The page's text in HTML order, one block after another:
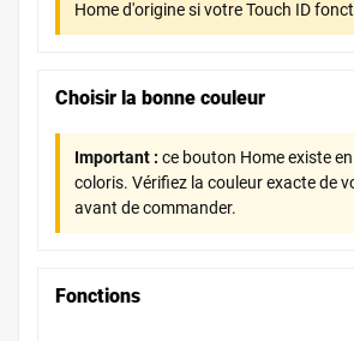
Home d'origine si votre Touch ID
Choisir la bonne couleur
Important : ce bouton Home existe
coloris. Vérifiez la couleur exacte de
avant de commander.
Fonctions